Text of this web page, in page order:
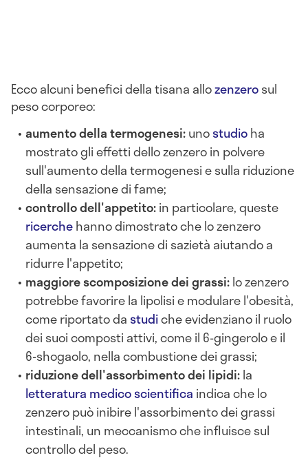
Ecco alcuni benefici della tisana allozenzerosul
peso corporeo:
aumento della termogenesi:unostudioha
mostrato gli effetti dello zenzero in polvere
sull'aumento della termogenesi e sulla riduzione
della sensazione di fame;
controllo dell'appetito:in particolare, queste
ricerchehanno dimostrato che lo zenzero
aumenta la sensazione di sazietà aiutando a
ridurre l'appetito;
maggiore scomposizione dei grassi:lo zenzero
potrebbe favorire la lipolisi e modulare l'obesità,
come riportato da studiche evidenziano il ruolo
dei suoi composti attivi, come il 6-gingerolo e il
6-shogaolo, nella combustione dei grassi;
riduzione dell'assorbimento dei lipidi:la
letteratura medico scientifica indica che lo
zenzero può inibire l'assorbimento dei grassi
intestinali, un meccanismo che influisce sul
controllo del peso.